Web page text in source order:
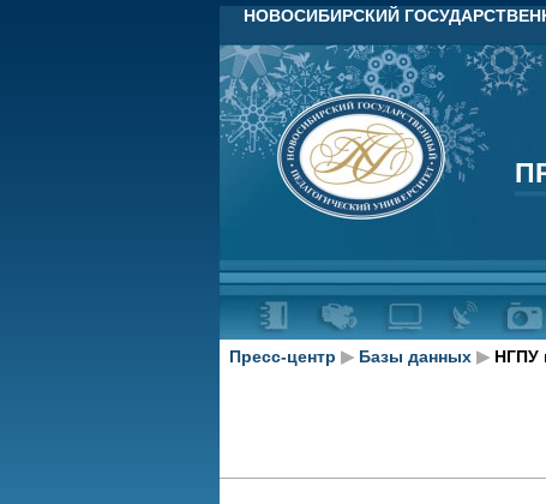
НОВОСИБИРСКИЙ
Пресс-центр ▶ Базы данных ▶НГПУ